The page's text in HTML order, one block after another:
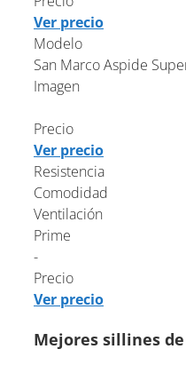
Ver precio
Modelo
San Marco Aspide
Imagen
Precio
Ver precio
Resistencia
Comodidad
Ventilación
Prime
-
Precio
Ver precio
Mejores sillines